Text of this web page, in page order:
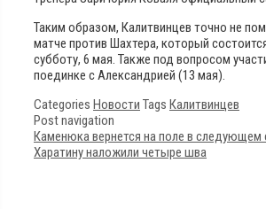
Таким образом, Калитвинцев точно не
матче против Шахтера, который
субботу, 6 мая. Также под вопросом
поединке с Александрией (13 мая).
Categories Новости Tags Калитвинцев
Post navigation
Каменюка вернется на поле в следующем
Харатину наложили четыре шва